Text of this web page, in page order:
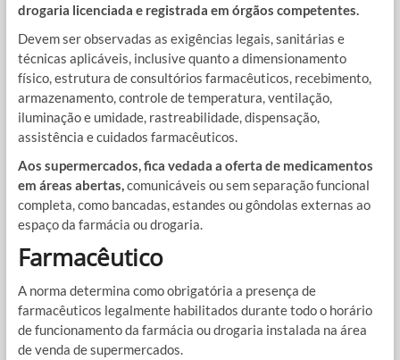
drogaria licenciada e registrada em órgãos competentes.
Devem ser observadas as exigências legais, sanitárias e
técnicas aplicáveis, inclusive quanto a dimensionamento
físico, estrutura de consultórios farmacêuticos, recebimento,
armazenamento, controle de temperatura, ventilação,
iluminação e umidade, rastreabilidade, dispensação,
assistência e cuidados farmacêuticos.
Aos supermercados, fica vedada a oferta de medicamentos
em áreas abertas,comunicáveis ou sem separação funcional
completa, como bancadas, estandes ou gôndolas externas ao
espaço da farmácia ou drogaria.
Farmacêutico
A norma determina como obrigatória a presença de
farmacêuticos legalmente habilitados durante todo o horário
de funcionamento da farmácia ou drogaria instalada na área
de venda de supermercados.